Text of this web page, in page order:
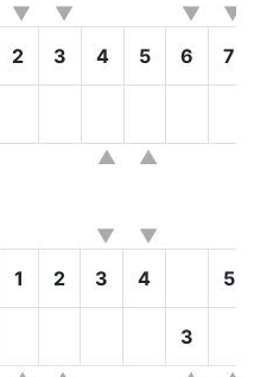
2 3 4 5 6 7
1 2 3 4 5
3